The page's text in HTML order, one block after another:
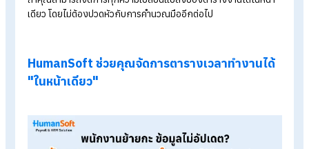
หรือค่าล่วงเวลา (OT) ผิดพลาด
เสียเวลาตรวจสอบ :
งานเปลี่ยน ค่าตอบแทนเปลี่ยน การนับจำนวนกะเช้า-บ่าย-ดึก
จ่ายสวัสดิการก็อาจคลาดเคลื่อนได้